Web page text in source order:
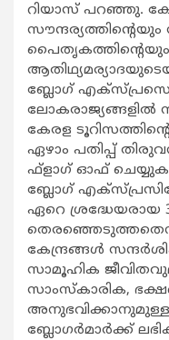
റിയാസ് പറഞ്ഞു.
ബ്ലോഗ്
ലോകരാജ്യങ്ങളില്‍
കേരള
ഏഴാം പതിപ്പ്
ഫ്ളാഗ് ഓഫ്
ബ്ലോഗ്
ഏറെ ശ്രദ്ധേയരായ
കേന്ദ്രങ്ങള്‍
സാമൂഹിക
സാംസ്കാരിക,
ബ്ലോഗര്‍മാര്‍ക്ക്